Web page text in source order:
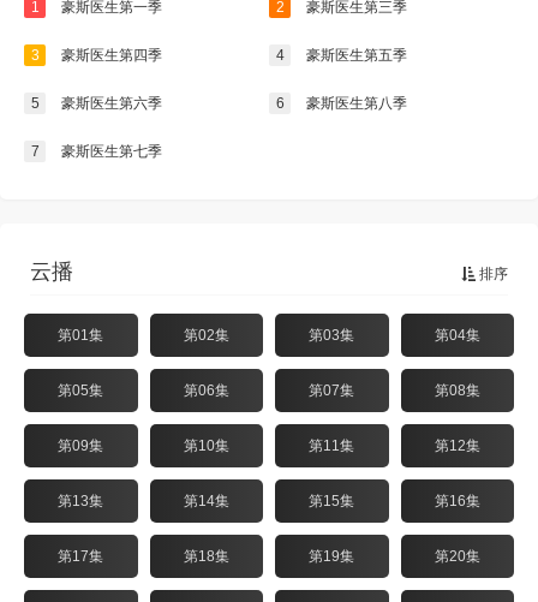
1 豪斯医生第一季 2 豪斯医生第三季
3 豪斯医生第四季 4 豪斯医生第五季
5 豪斯医生第六季 6 豪斯医生第八季
7 豪斯医生第七季
排序
云播
第01集 第02集 第03集 第04集
第05集 第06集 第07集 第08集
第09集 第10集 第11集 第12集
第13集 第14集 第15集 第16集
第17集 第18集 第19集 第20集